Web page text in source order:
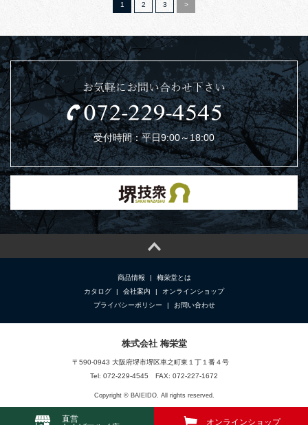
1 2 3 >
お気軽にお問い合わせ下さい
受付時間：平日9:00～18:00
商品情報 |
梅栄堂とは
カタログ
| 会社案内 |
オンラインショップ
プライバシーポリシー
| お問い合わせ
株式会社 梅栄堂
〒590-0943 大阪府堺市堺区車之町東１丁１番４号
Tel: 072-229-4545 FAX: 072-227-1672
Copyright © BAIEIDO. All rights reserved.
直営
オンラインショップ